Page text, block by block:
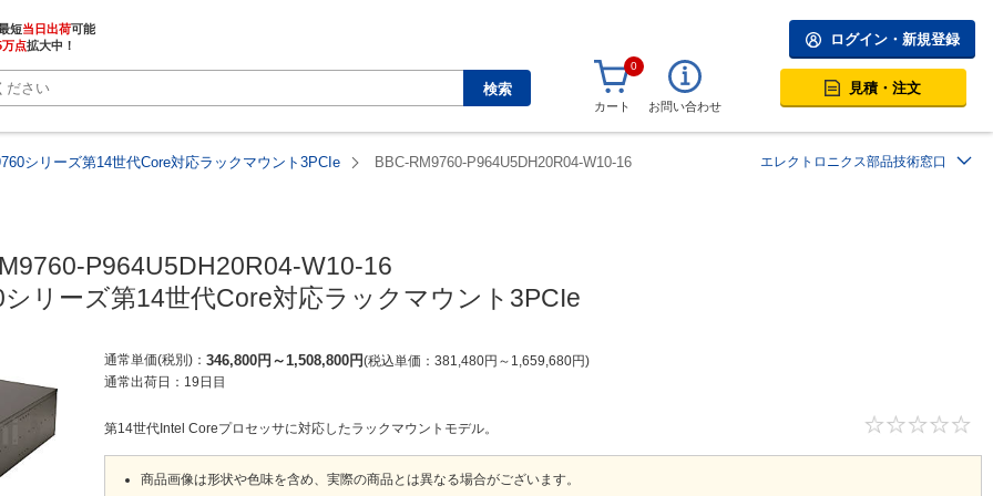
短当日出荷
万点拡大中！
検索
ログイン・新規登録
0
カート お問い合わせ
見積・注文
シリーズ第14世代Core対応ラックマウント3PCIe BBC-RM9760-P964U5DH20R04-W10-16 エレクトロニクス部品技術窓口
P964U5DH20R04-W10-16
リーズ第14世代Core対応ラックマウント3PCIe
通常単価(税別) 346,800円 ～1,508,800円 税込単価 381,480円 ～ 1,659,680円
通常出荷日： 19日目
第14世代Intel Coreプロセッサに対応したラックマウントモデル。
商品画像は形状や色味を含め、実際の商品とは異なる場合がございます。